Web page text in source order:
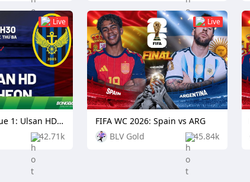
Live
42.71k
Korean K League 1: Ulsan HD FC vs Incheon United
Live
BLV Gold 45.84k
FIFA WC 2026: Spain vs ARG